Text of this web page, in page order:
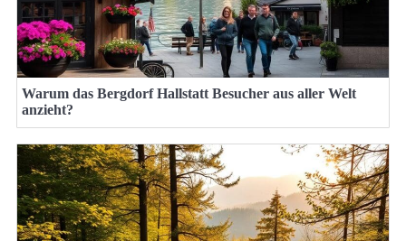
Warum das Bergdorf Hallstatt Besucher aus aller Welt
anzieht?